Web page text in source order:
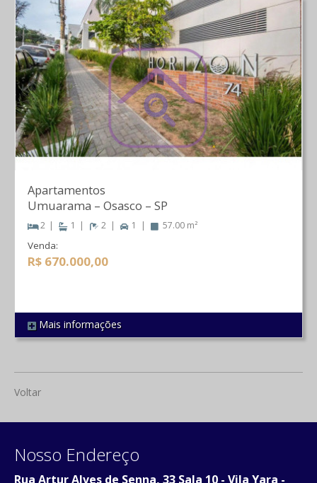
REF 32
Apartamentos
Umuarama – Osasco – SP
2 1 2 1 57.00 m²
Venda:
R$ 670.000,00
Mais informações
Voltar
Nosso Endereço
Rua Artur Alves de Senna, 33 Sala 10 - Vila Yara -